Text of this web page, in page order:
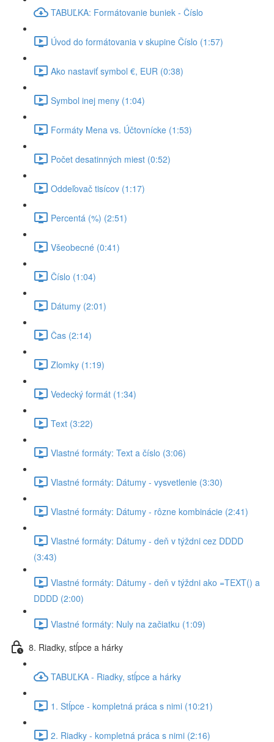
TABUĽKA: Formátovanie buniek - Číslo
Úvod do formátovania v skupine Číslo (1:57)
Ako nastaviť symbol €, EUR (0:38)
Symbol inej meny (1:04)
Formáty Mena vs. Účtovnícke (1:53)
Počet desatinných miest (0:52)
Oddeľovač tisícov (1:17)
Percentá (%) (2:51)
Všeobecné (0:41)
Číslo (1:04)
Dátumy (2:01)
Čas (2:14)
Zlomky (1:19)
Vedecký formát (1:34)
Text (3:22)
Vlastné formáty: Text a číslo (3:06)
Vlastné formáty: Dátumy - vysvetlenie (3:30)
Vlastné formáty: Dátumy - rôzne kombinácie (2:41)
Vlastné formáty: Dátumy - deň v týždni cez DDDD
(3:43)
Vlastné formáty: Dátumy - deň v týždni ako =TEXT() a
DDDD (2:00)
Vlastné formáty: Nuly na začiatku (1:09)
8. Riadky, stĺpce a hárky
TABUĽKA - Riadky, stĺpce a hárky
1. Stĺpce - kompletná práca s nimi (10:21)
2. Riadky - kompletná práca s nimi (2:16)